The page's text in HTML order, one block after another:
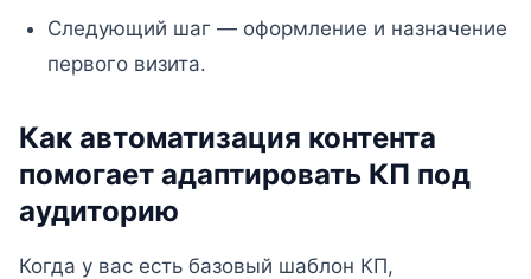
Следующий шаг — оформление и назначение
первого визита.
Как автоматизация контента
помогает адаптировать КП под
аудиторию
Когда у вас есть базовый шаблон КП,